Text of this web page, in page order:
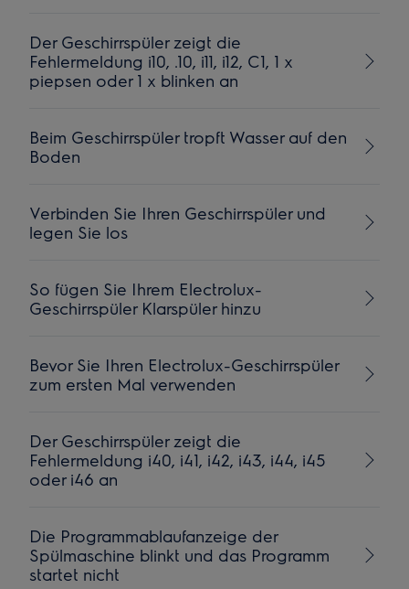
Der Geschirrspüler zeigt die
Fehlermeldung i10, .10, i11, i12, C1, 1 x
piepsen oder 1 x blinken an
Beim Geschirrspüler tropft Wasser auf den
Boden
Verbinden Sie Ihren Geschirrspüler und
legen Sie los
So fügen Sie Ihrem Electrolux-
Geschirrspüler Klarspüler hinzu
Bevor Sie Ihren Electrolux-Geschirrspüler
zum ersten Mal verwenden
Der Geschirrspüler zeigt die
Fehlermeldung i40, i41, i42, i43, i44, i45
oder i46 an
Die Programmablaufanzeige der
Spülmaschine blinkt und das Programm
startet nicht